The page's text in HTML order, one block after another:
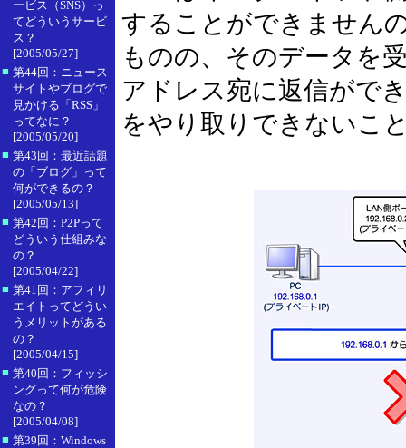
ービス（SNS）っ
てどういうサービ
ス？
[2005/05/27]
■ 第44回：ニュース
サイトやブログで
見かける「RSS」
ってなに？
[2005/05/20]
■ 第43回：最近話題
の「ブログ」って
何ができるの？
[2005/05/13]
■ 第42回：P2Pって
どういう仕組みな
の？
[2005/04/22]
■ 第41回：アフィリ
エイトってどうい
うメリットがある
の？
[2005/04/15]
■ 第40回：フィッシ
ングって何が危険
なの？
[2005/04/08]
■ 第39回：Windows
することができません
ものの、そのデータを
アドレス宛に返信がで
をやり取りできないこ